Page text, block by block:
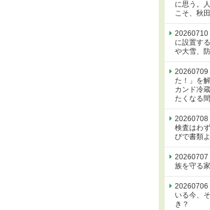
に思う。
こそ、秋
20260710
に設置す
や大雪、
た！」を
カンド冷
たくなる
検査はわ
びで書類
族を守る家
20260706
いる今、
き？